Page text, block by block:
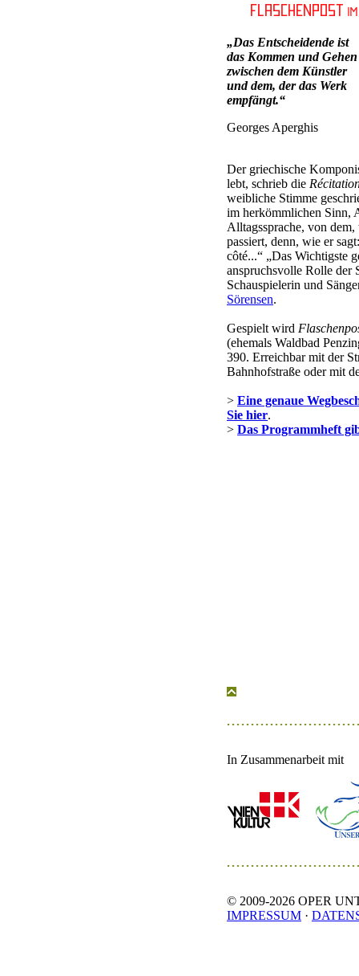
„Das Entscheidende ist
das Kommen und Gehen
zwischen dem Künstler
und dem, der das Werk
empfängt.“
Georges Aperghis
Der griechische
lebt, schrieb die
weibliche Stimme
im herkömmlichen Sinn,
Alltagssprache, von
passiert, denn, wie er
côté...“ „Das Wichtigste
anspruchsvolle Rolle der
Schauspielerin und
Sörensen.
Gespielt wird
(ehemals Waldbad
390. Erreichbar mit der
Bahnhofstraße oder mit
> Eine genaue
Sie hier.
> Das Programmheft
In Zusammenarbeit mit
© 2009-2026 OPER
IMPRESSUM ·